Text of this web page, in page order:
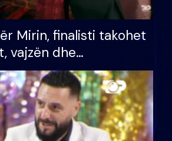
Mirin, finalisti takohet
vajzën dhe
S’kemi ndonjë letër